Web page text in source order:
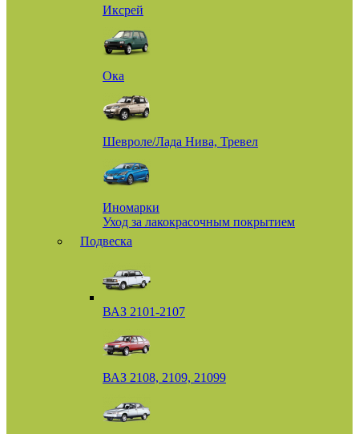
Иксрей
Ока
Шевроле/Лада Нива, Тревел
Иномарки
Уход за лакокрасочным покрытием
Подвеска
ВАЗ 2101-2107
ВАЗ 2108, 2109, 21099